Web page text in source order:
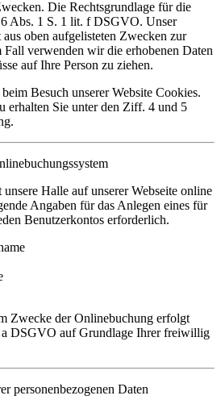
Die Rechtsgrundlage für die
Abs. 1 S. 1 lit. f DSGVO. Unser
oben aufgelisteten Zwecken zur
verwenden wir die erhobenen Daten
auf Ihre Person zu ziehen.
Besuch unserer Website Cookies.
erhalten Sie unter den Ziff. 4 und 5
Halle auf unserer Webseite online
Angaben für das Anlegen eines für
Benutzerkontos erforderlich.
Zwecke der Onlinebuchung erfolgt
DSGVO auf Grundlage Ihrer freiwillig
personenbezogenen Daten